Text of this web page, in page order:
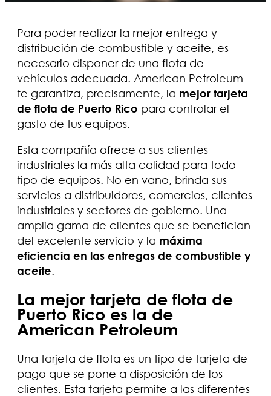
Para poder realizar la mejor entrega y
distribución de combustible y aceite, es
necesario disponer de una flota de
vehículos adecuada. American Petroleum
te garantiza, precisamente, la mejor tarjeta
de flota de Puerto Rico para controlar el
gasto de tus equipos.
Esta compañía ofrece a sus clientes
industriales la más alta calidad para todo
tipo de equipos. No en vano, brinda sus
servicios a distribuidores, comercios, clientes
industriales y sectores de gobierno. Una
amplia gama de clientes que se benefician
del excelente servicio y la máxima
eficiencia en las entregas de combustible y
aceite.
La mejor tarjeta de flota de
Puerto Rico es la de
American Petroleum
Una tarjeta de flota es un tipo de tarjeta de
pago que se pone a disposición de los
clientes. Esta tarjeta permite a las diferentes